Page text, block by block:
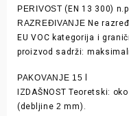
PERIVOST (EN 13 300) n.p.
RAZREĐIVANJE Ne
EU VOC kategorija i
proizvod sadrži:
PAKOVANJE 15
IZDAŠNOST Teoretski: oko
(debljine2 mm).